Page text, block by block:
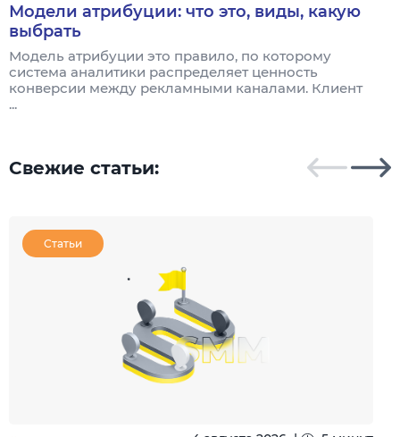
Модели атрибуции: что это, виды, какую
выбрать
Модель атрибуции это правило, по которому
система аналитики распределяет ценность
конверсии между рекламными каналами. Клиент
...
Свежие статьи:
Статьи